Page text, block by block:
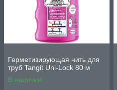
Герметизирующая нить для
труб Tangit Uni-Lock 80 м
В наличии